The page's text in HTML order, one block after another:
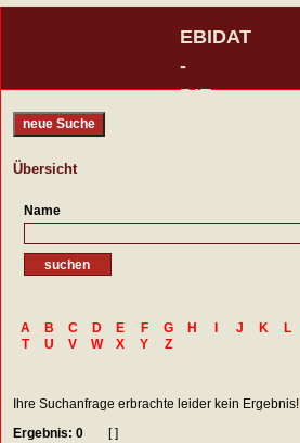
EBIDAT
-
DIE
Burgenvereinigung
neue Suche
Übersicht
Name
A B C D E F G H J K L
T
U V W X Y Z
Ihre Suchanfrage erbrachte leider kein Ergebnis!
Ergebnis: 0
[ ]